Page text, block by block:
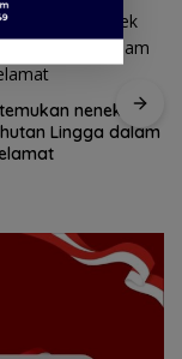
cari
tahun hilang di